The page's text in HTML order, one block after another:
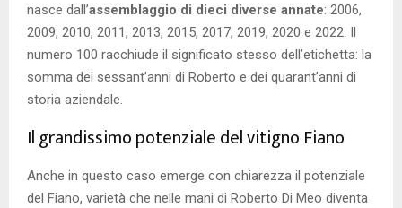
nasce dall’assemblaggio di dieci diverse annate: 2006,
2009, 2010, 2011, 2013, 2015, 2017, 2019, 2020 e 2022. Il
numero 100 racchiude il significato stesso dell’etichetta: la
somma dei sessant’anni di Roberto e dei quarant’anni di
storia aziendale.
Il grandissimo potenziale del vitigno Fiano
Anche in questo caso emerge con chiarezza il potenziale
del Fiano, varietà che nelle mani di Roberto Di Meo diventa